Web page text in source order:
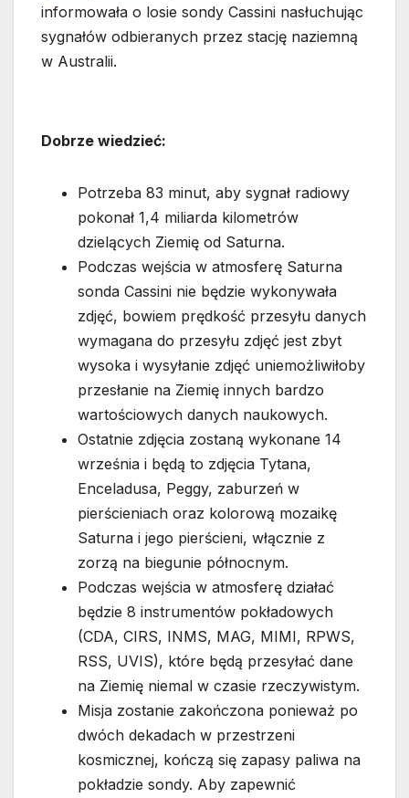
informowała o losie sondy Cassini nasłuchując
sygnałów odbieranych przez stację naziemną
w Australii.
Dobrze wiedzieć:
Potrzeba 83 minut, aby sygnał radiowy
pokonał 1,4 miliarda kilometrów
dzielących Ziemię od Saturna.
Podczas wejścia w atmosferę Saturna
sonda Cassini nie będzie wykonywała
zdjęć, bowiem prędkość przesyłu danych
wymagana do przesyłu zdjęć jest zbyt
wysoka i wysyłanie zdjęć uniemożliwiłoby
przesłanie na Ziemię innych bardzo
wartościowych danych naukowych.
Ostatnie zdjęcia zostaną wykonane 14
września i będą to zdjęcia Tytana,
Enceladusa, Peggy, zaburzeń w
pierścieniach oraz kolorową mozaikę
Saturna i jego pierścieni, włącznie z
zorzą na biegunie północnym.
Podczas wejścia w atmosferę działać
będzie 8 instrumentów pokładowych
(CDA, CIRS, INMS, MAG, MIMI, RPWS,
RSS, UVIS), które będą przesyłać dane
na Ziemię niemal w czasie rzeczywistym.
Misja zostanie zakończona ponieważ po
dwóch dekadach w przestrzeni
kosmicznej, kończą się zapasy paliwa na
pokładzie sondy. Aby zapewnić